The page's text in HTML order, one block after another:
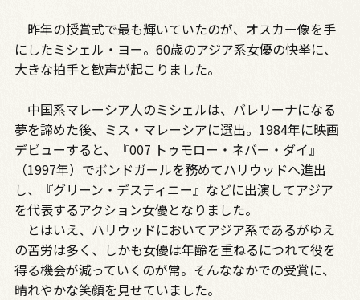
昨年の授賞式で最も輝いていたのが、オスカー像を手
にしたミシェル・ヨー。60歳のアジア系女優の快挙に、
大きな拍手と歓声が起こりました。
中国系マレーシア人のミシェルは、バレリーナになる
夢を諦めた後、ミス・マレーシアに選出。1984年に映画
デビューすると、『007 トゥモロー・ネバー・ダイ』
（1997年）でボンドガールを務めてハリウッドへ進出
し、『グリーン・デスティニー』などに出演してアジア
を代表するアクション女優となりました。
とはいえ、ハリウッドにおいてアジア系であるがゆえ
の苦労は多く、しかも女優は年齢を重ねるにつれて役を
得る機会が減っていくのが常。そんななかでの受賞に、
晴れやかな笑顔を見せていました。